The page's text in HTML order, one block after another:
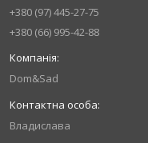
+380 (97) 445-27-75
+380 (66) 995-42-88
Dom&Sad
Владислава